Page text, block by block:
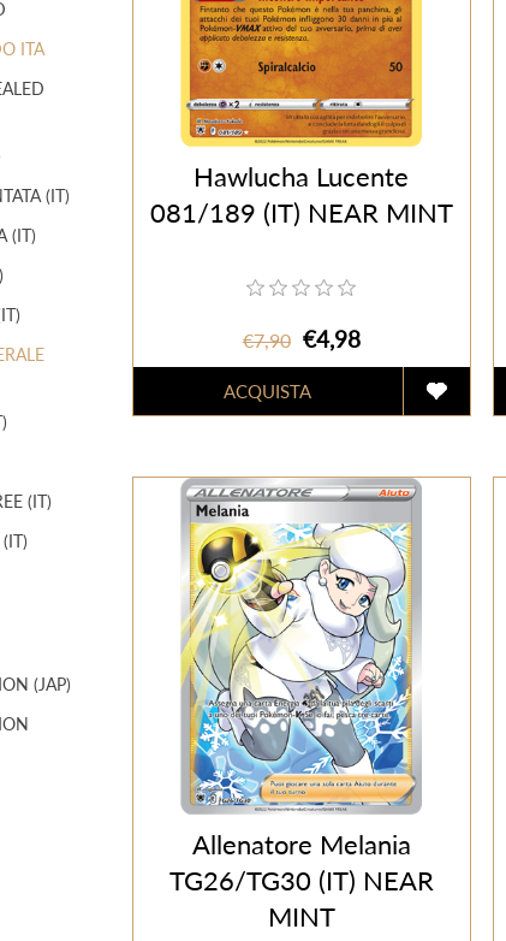
ITA
(IT)
(IT)
(IT)
(JAP)
Hawlucha Lucente
081/189 (IT) NEAR MINT
€7,90 €4,98
Allenatore Melania
TG26/TG30 (IT) NEAR
MINT